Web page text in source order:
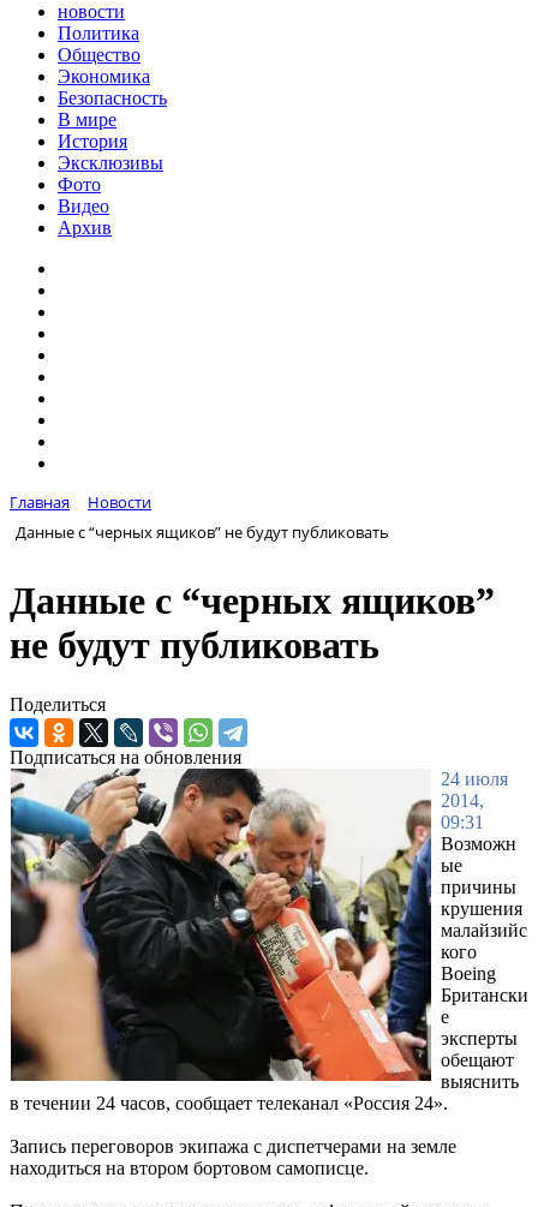
новости
Политика
Общество
Экономика
Безопасность
В мире
История
Эксклюзивы
Фото
Видео
Архив
Главная
Новости
Данные с “черных ящиков” не будут публиковать
Данные с “черных ящиков”
не будут публиковать
Поделиться
Подписаться на обновления
24 июля
2014,
09:31
Возможн
ые
причины
крушения
малайзийс
кого
Boeing
Британски
е
эксперты
обещают
выяснить
в течении 24 часов, сообщает телеканал «Россия 24».
Запись переговоров экипажа с диспетчерами на земле
находиться на втором бортовом самописце.